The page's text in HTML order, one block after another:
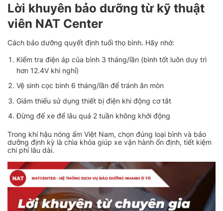
Lời khuyên bảo dưỡng từ kỹ thuật
viên NAT Center
Cách bảo dưỡng quyết định tuổi thọ bình. Hãy nhớ:
Kiểm tra điện áp của bình 3 tháng/lần (bình tốt luôn duy trì
hơn 12.4V khi nghỉ)
Vệ sinh cọc bình 6 tháng/lần để tránh ăn mòn
Giảm thiểu sử dụng thiết bị điện khi động cơ tắt
Đừng để xe để lâu quá 2 tuần không khởi động
Trong khí hậu nóng ẩm Việt Nam, chọn đúng loại bình và bảo
dưỡng định kỳ là chìa khóa giúp xe vận hành ổn định, tiết kiệm
chi phí lâu dài.